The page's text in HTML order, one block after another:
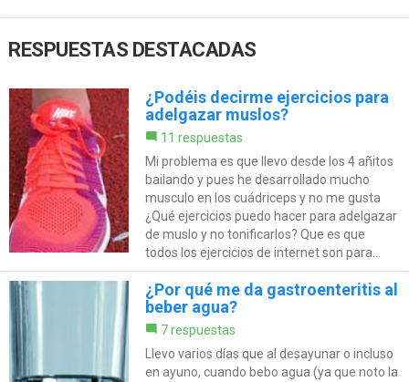
RESPUESTAS DESTACADAS
¿Podéis decirme ejercicios para
adelgazar muslos?
11 respuestas
Mi problema es que llevo desde los 4 añitos
bailando y pues he desarrollado mucho
musculo en los cuádriceps y no me gusta
¿Qué ejercicios puedo hacer para adelgazar
de muslo y no tonificarlos? Que es que
todos los ejercicios de internet son para...
¿Por qué me da gastroenteritis al
beber agua?
7 respuestas
Llevo varios días que al desayunar o incluso
en ayuno, cuando bebo agua (ya que noto la